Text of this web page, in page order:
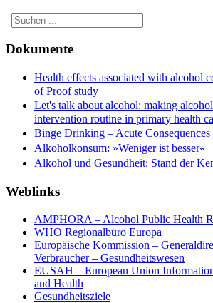
Dokumente
Health effects associated with alcohol
of Proof study
Let's talk about alcohol: making
intervention routine in primary health
Binge Drinking – Acute
Alkoholkonsum: »Weniger ist besser«
Alkohol und Gesundheit: Stand der
Weblinks
AMPHORA – Alcohol Public Health
WHO Regionalbüro Europa
Europäische Kommission –
Verbraucher – Gesundheitswesen
EUSAH – European Union
and Health
Gesundheitsziele